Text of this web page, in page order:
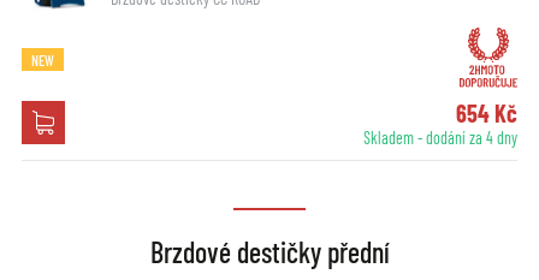
NEW
654 Kč
Skladem - dodání za 4 dny
Brzdové destičky přední